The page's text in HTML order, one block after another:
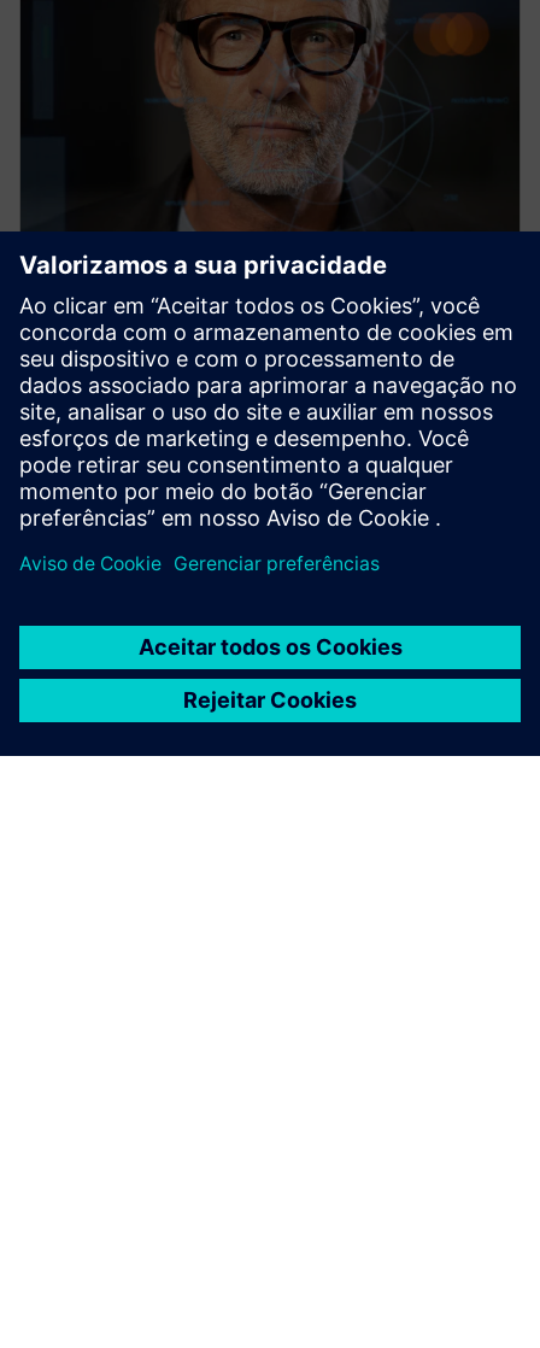
SIMATIC PCS 7
This robust, flexibly adaptable process control
system ensures optimal availability and maximum
efficiency throughout your plant's entire lifecycle.